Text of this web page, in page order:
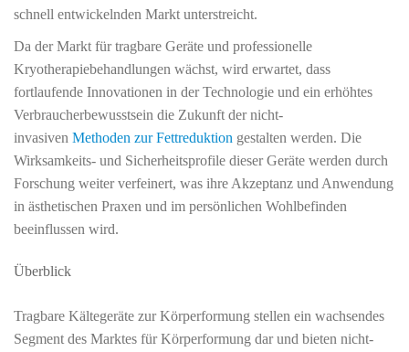
schnell entwickelnden Markt unterstreicht.
Da der Markt für tragbare Geräte und professionelle
Kryotherapiebehandlungen wächst, wird erwartet, dass
fortlaufende Innovationen in der Technologie und ein erhöhtes
Verbraucherbewusstsein die Zukunft der nicht-
invasiven Methoden zur Fettreduktion gestalten werden. Die
Wirksamkeits- und Sicherheitsprofile dieser Geräte werden durch
Forschung weiter verfeinert, was ihre Akzeptanz und Anwendung
in ästhetischen Praxen und im persönlichen Wohlbefinden
beeinflussen wird.
Überblick
Tragbare Kältegeräte zur Körperformung stellen ein wachsendes
Segment des Marktes für Körperformung dar und bieten nicht-